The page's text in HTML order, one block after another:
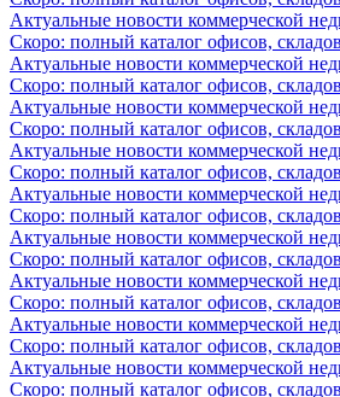
Актуальные новости коммерческой
Скоро: полный каталог офисов,
Актуальные новости коммерческой
Скоро: полный каталог офисов,
Актуальные новости коммерческой
Скоро: полный каталог офисов,
Актуальные новости коммерческой
Скоро: полный каталог офисов,
Актуальные новости коммерческой
Скоро: полный каталог офисов,
Актуальные новости коммерческой
Скоро: полный каталог офисов,
Актуальные новости коммерческой
Скоро: полный каталог офисов,
Актуальные новости коммерческой
Скоро: полный каталог офисов,
Актуальные новости коммерческой
Скоро: полный каталог офисов,